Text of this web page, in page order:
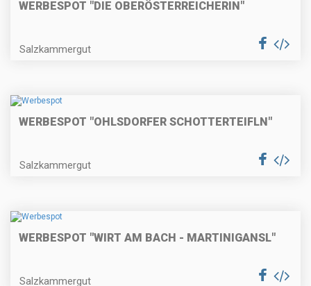
WERBESPOT "DIE OBERÖSTERREICHERIN"
Salzkammergut
WERBESPOT "OHLSDORFER SCHOTTERTEIFLN"
Salzkammergut
WERBESPOT "WIRT AM BACH - MARTINIGANSL"
Salzkammergut